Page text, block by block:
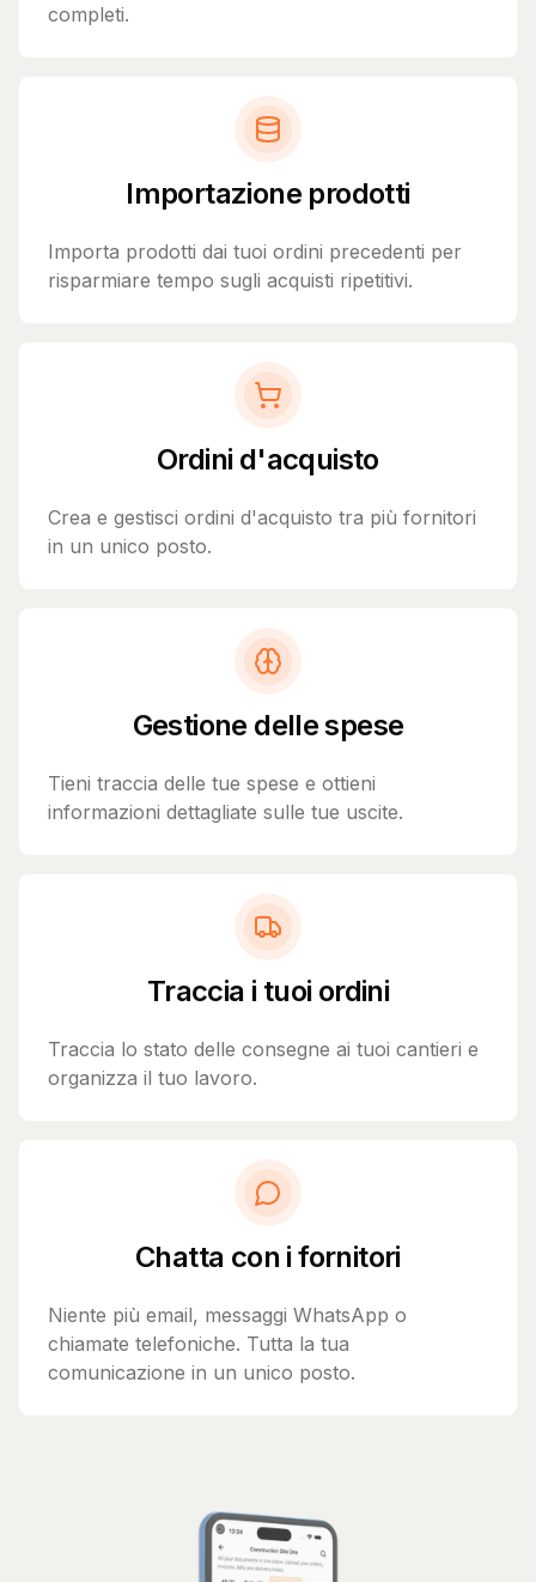
completi.
Importazione prodotti
Importa prodotti dai tuoi ordini precedenti per
risparmiare tempo sugli acquisti ripetitivi.
Ordini d'acquisto
Crea e gestisci ordini d'acquisto tra più fornitori
in un unico posto.
Gestione delle spese
Tieni traccia delle tue spese e ottieni
informazioni dettagliate sulle tue uscite.
Traccia i tuoi ordini
Traccia lo stato delle consegne ai tuoi cantieri e
organizza il tuo lavoro.
Chatta con i fornitori
Niente più email, messaggi WhatsApp o
chiamate telefoniche. Tutta la tua
comunicazione in un unico posto.